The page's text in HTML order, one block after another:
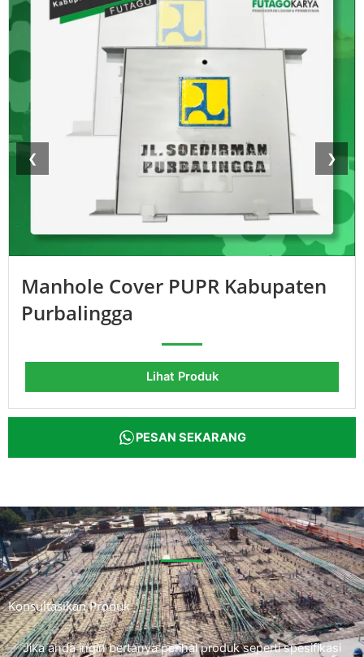
❮ ❯
Manhole Cover PUPR Kabupaten
Purbalingga
Lihat Produk
PESAN SEKARANG
Konsultasikan Produk
Jika anda ingin bertanya perihal produk seperti spesifikasi